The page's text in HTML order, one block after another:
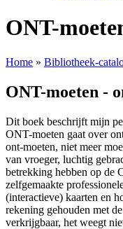
ONT-
Home » Bibliotheek-
ONT-moeten -
Dit boek beschrijft mijn
ONT-moeten gaat over
ont-moeten, niet meer
van vroeger, luchtig
betrekking hebben op de
zelfgemaakte
(interactieve) kaarten en
rekening gehouden met
verkrijgbaar, het weegt